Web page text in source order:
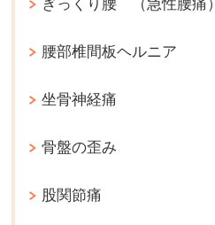
ぎっくり腰 （急性腰痛）
腰部椎間板ヘルニア
坐骨神経痛
骨盤の歪み
股関節痛